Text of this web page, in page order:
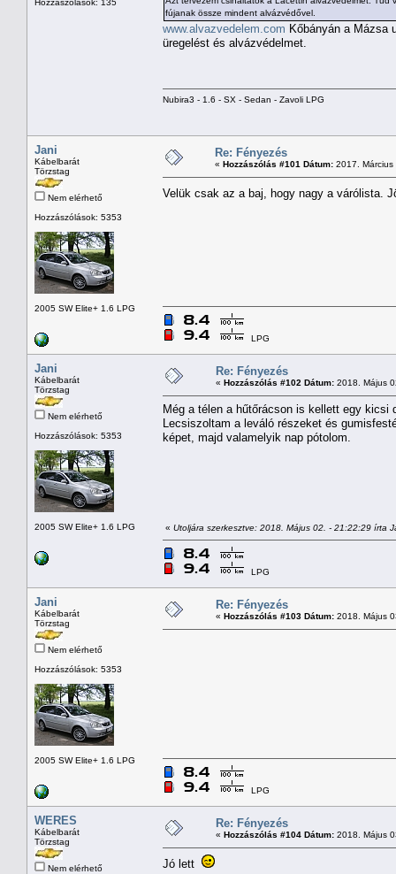
Hozzászólások: 135
fújanak össze mindent alvázvédővel.
www.alvazvedelem.com Kőbányán a Mázsa
üregelést és alvázvédelmet.
Nubira3 - 1.6 - SX - Sedan - Zavoli LPG
Jani
Kábelbarát
Törzstag
Nem elérhető
Hozzászólások: 5353
2005 SW Elite+ 1.6 LPG
Re: Fényezés
« Hozzászólás #101 Dátum: 2017.
Velük csak az a baj, hogy nagy a várólista.
LPG
Jani
Kábelbarát
Törzstag
Nem elérhető
Hozzászólások: 5353
2005 SW Elite+ 1.6 LPG
Re: Fényezés
« Hozzászólás #102 Dátum: 2018. Május
Még a télen a hűtőrácson is kellett egy kicsi
Lecsiszoltam a leváló részeket és
képet, majd valamelyik nap pótolom.
« Utoljára szerkesztve: 2018. Május 02. - 21:22:29 írta
LPG
Jani
Kábelbarát
Törzstag
Nem elérhető
Hozzászólások: 5353
2005 SW Elite+ 1.6 LPG
Re: Fényezés
« Hozzászólás #103 Dátum: 2018. Május
LPG
WERES
Kábelbarát
Törzstag
Nem elérhető
Re: Fényezés
« Hozzászólás #104 Dátum: 2018. Május
Jó lett